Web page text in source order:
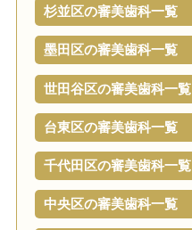
杉並区の審美歯科一覧
墨田区の審美歯科一覧
世田谷区の審美歯科一覧
台東区の審美歯科一覧
千代田区の審美歯科一覧
中央区の審美歯科一覧